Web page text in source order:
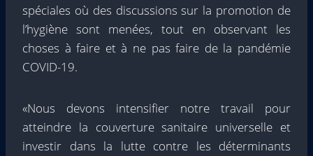
spéciales où des discussions sur la promotion de
l’hygiène sont menées, tout en observant les
choses à faire et à ne pas faire de la pandémie
COVID-19.
«Nous devons intensifier notre travail pour
atteindre la couverture sanitaire universelle et
investir dans la lutte contre les déterminants